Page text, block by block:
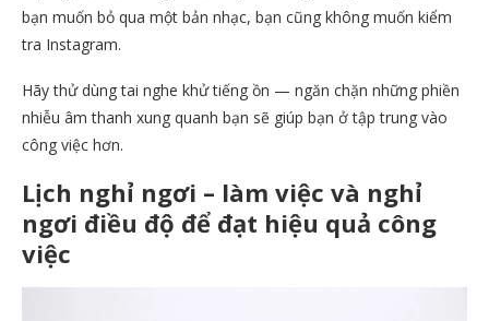
bạn muốn bỏ qua một bản nhạc, bạn cũng không muốn kiểm
tra Instagram.
Hãy thử dùng tai nghe khử tiếng ồn — ngăn chặn những phiền
nhiễu âm thanh xung quanh bạn sẽ giúp bạn ở tập trung vào
công việc hơn.
Lịch nghỉ ngơi – làm việc và nghỉ
ngơi điều độ để đạt hiệu quả công
việc